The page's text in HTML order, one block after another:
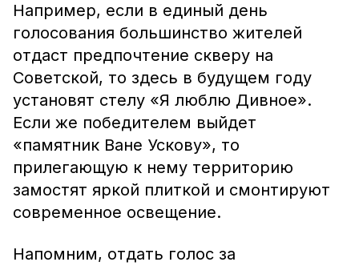
Например, если в единый день
голосования большинство жителей
отдаст предпочтение скверу на
Советской, то здесь в будущем году
установят стелу «Я люблю Дивное».
Если же победителем выйдет
«памятник Ване Ускову», то
прилегающую к нему территорию
замостят яркой плиткой и смонтируют
современное освещение.
Напомним, отдать голос за